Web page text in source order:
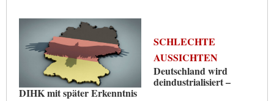
SCHLECHTE
AUSSICHTEN
Deutschland wird
deindustrialisiert –
DIHK mit später Erkenntnis